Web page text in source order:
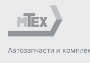
Масла и автохимия
Спецпредложения
Доставка и оплата